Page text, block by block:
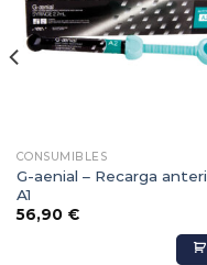
CONSUMIBLES
G-aenial – Recarga
A1
56,90 €